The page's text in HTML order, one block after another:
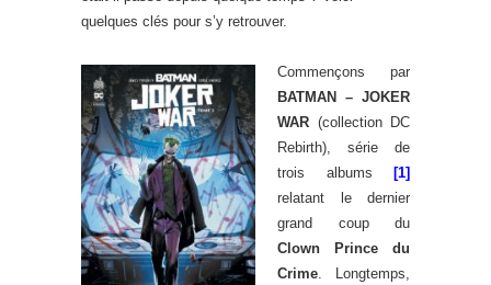
quelques clés pour s’y retrouver.
Commençons par
BATMAN – JOKER
WAR (collection DC
Rebirth), série de
trois albums
[1]
relatant le dernier
grand coup du
Clown Prince du
Crime . Longtemps,